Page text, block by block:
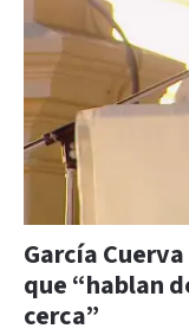
García
que “hablan
cerca”